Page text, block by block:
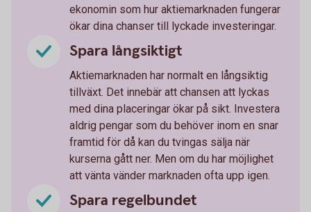
ekonomin som hur aktiemarknaden fungerar
ökar dina chanser till lyckade investeringar.
Spara långsiktigt
Aktiemarknaden har normalt en långsiktig
tillväxt. Det innebär att chansen att lyckas
med dina placeringar ökar på sikt. Investera
aldrig pengar som du behöver inom en snar
framtid för då kan du tvingas sälja när
kurserna gått ner. Men om du har möjlighet
att vänta vänder marknaden ofta upp igen.
Spara regelbundet